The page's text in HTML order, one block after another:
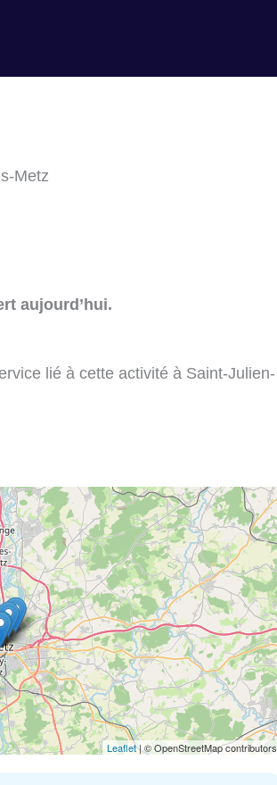
Metz
aujourd’hui.
lié à cette activité à Saint-Julien-
Leaflet| © OpenStreetMap contributors